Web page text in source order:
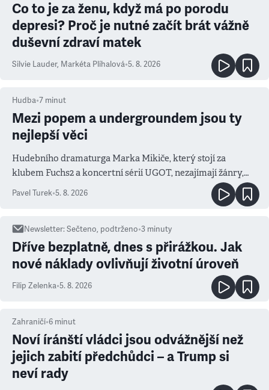
Co to je za ženu, když má po porodu
depresi? Proč je nutné začít brát vážně
duševní zdraví matek
Silvie Lauder, Markéta Plíhalová•5. 8. 2026
Hudba•7 minut
Mezi popem a undergroundem jsou ty
nejlepší věci
Hudebního dramaturga Marka Mikiče, který stojí za
klubem Fuchs2 a koncertní sérií UGOT, nezajímají žánry,
ale atmosféra
Pavel Turek•5. 8. 2026
Newsletter:Sečteno, podtrženo•3 minuty
Dříve bezplatně, dnes s přirážkou. Jak
nové náklady ovlivňují životní úroveň
Filip Zelenka•5. 8. 2026
Zahraničí•6 minut
Noví íránští vládci jsou odvážnější než
jejich zabití předchůdci – a Trump si
neví rady